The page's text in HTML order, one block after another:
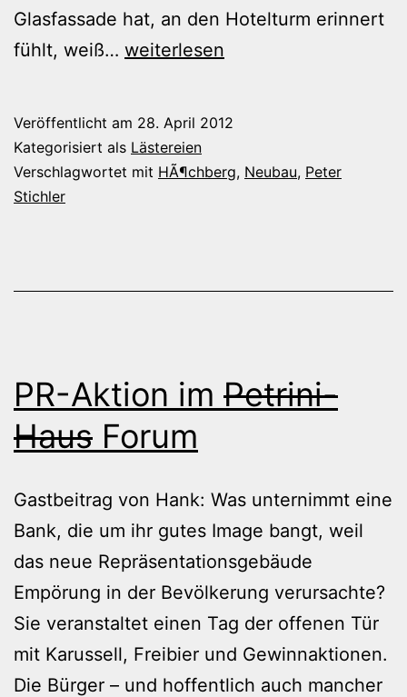
Glasfassade hat, an den Hotelturm erinnert
fühlt, weiß… Knick
Optik?
weiterlesen
Veröffentlicht am 28. April 2012
Kategorisiert als Lästereien
Verschlagwortet mit HÃ¶chberg, Neubau, Peter
Stichler
PR-Aktion im Petrini-
Haus Forum
Gastbeitrag von Hank: Was unternimmt eine
Bank, die um ihr gutes Image bangt, weil
das neue Repräsentationsgebäude
Empörung in der Bevölkerung verursachte?
Sie veranstaltet einen Tag der offenen Tür
mit Karussell, Freibier und Gewinnaktionen.
Die Bürger – und hoffentlich auch mancher